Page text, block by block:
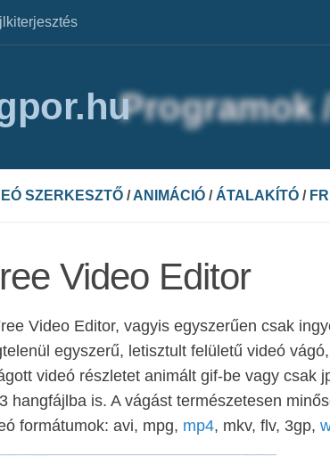
SZERKESZTŐ / ANIMÁCIÓ / ÁTALAKÍTÓ /
Video Editor
Video Editor, vagyis egyszerűen csak
egyszerű, letisztult felületű videó
videó részletet animált gif-be vagy csak
hangfájlba is. A vágást természetesen
formátumok: avi, mpg, mp4, mkv, flv, 3gp,